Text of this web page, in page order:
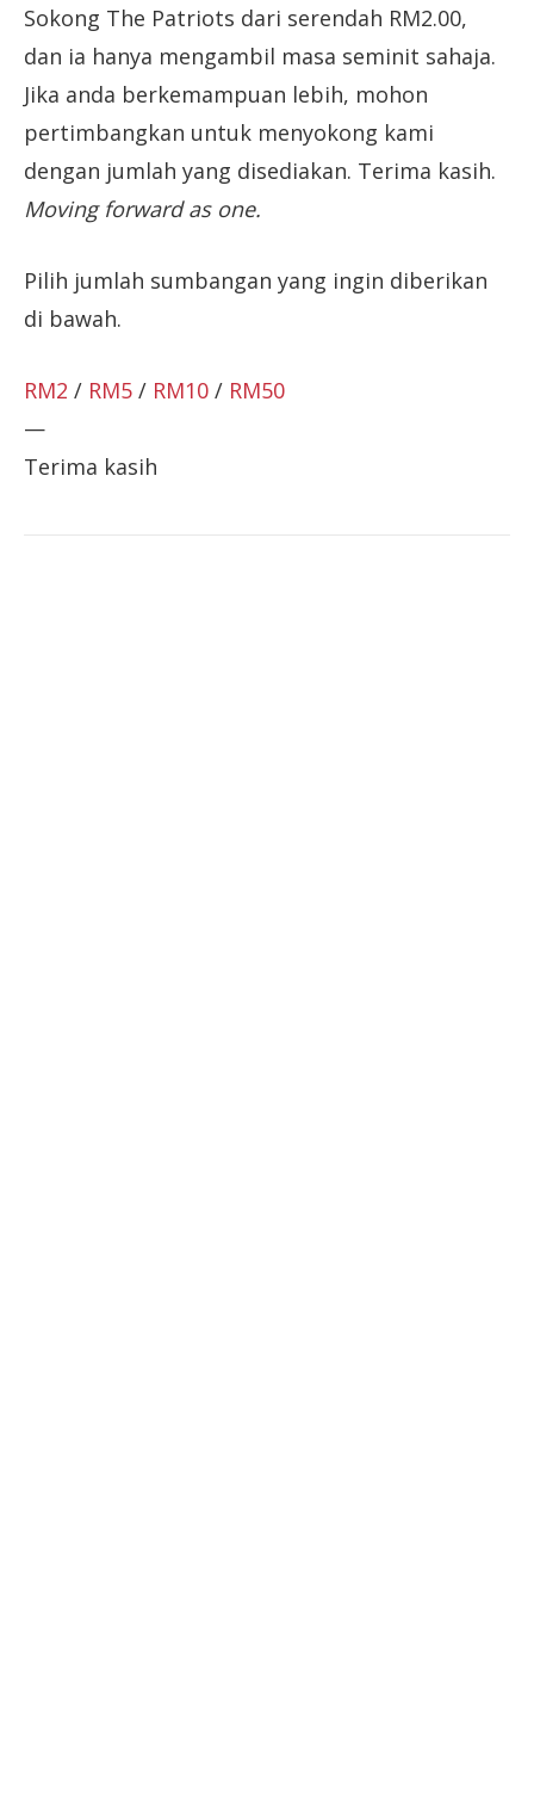
Sokong The Patriots dari serendah RM2.00,
dan ia hanya mengambil masa seminit sahaja.
Jika anda berkemampuan lebih, mohon
pertimbangkan untuk menyokong kami
dengan jumlah yang disediakan. Terima kasih.
Moving forward as one.
Pilih jumlah sumbangan yang ingin diberikan
di bawah.
RM2 / RM5 / RM10 / RM50
—
Terima kasih